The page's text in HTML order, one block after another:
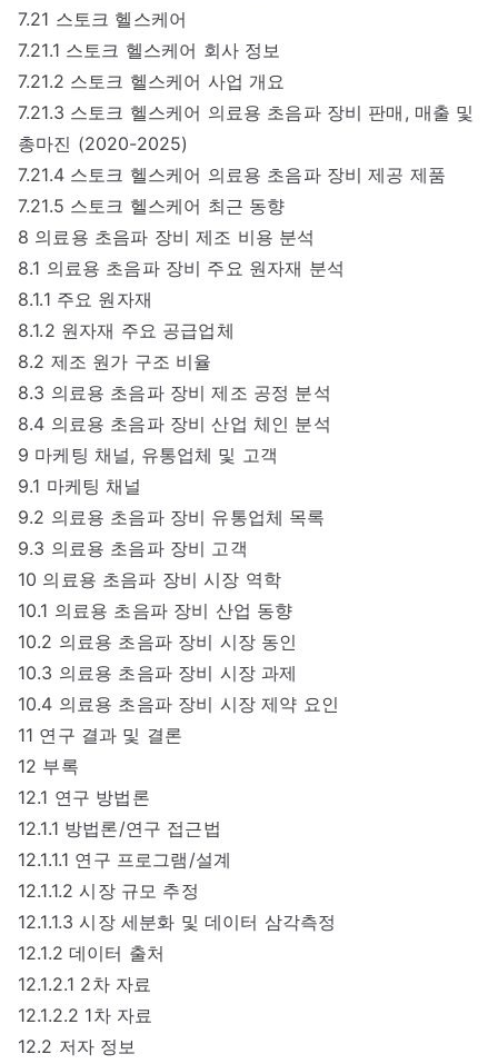
7.21 스토크 헬스케어
7.21.1 스토크 헬스케어 회사 정보
7.21.2 스토크 헬스케어 사업 개요
7.21.3 스토크 헬스케어 의료용 초음파 장비 판매, 매출 및
총마진 (2020-2025)
7.21.4 스토크 헬스케어 의료용 초음파 장비 제공 제품
7.21.5 스토크 헬스케어 최근 동향
8 의료용 초음파 장비 제조 비용 분석
8.1 의료용 초음파 장비 주요 원자재 분석
8.1.1 주요 원자재
8.1.2 원자재 주요 공급업체
8.2 제조 원가 구조 비율
8.3 의료용 초음파 장비 제조 공정 분석
8.4 의료용 초음파 장비 산업 체인 분석
9 마케팅 채널, 유통업체 및 고객
9.1 마케팅 채널
9.2 의료용 초음파 장비 유통업체 목록
9.3 의료용 초음파 장비 고객
10 의료용 초음파 장비 시장 역학
10.1 의료용 초음파 장비 산업 동향
10.2 의료용 초음파 장비 시장 동인
10.3 의료용 초음파 장비 시장 과제
10.4 의료용 초음파 장비 시장 제약 요인
11 연구 결과 및 결론
12 부록
12.1 연구 방법론
12.1.1 방법론/연구 접근법
12.1.1.1 연구 프로그램/설계
12.1.1.2 시장 규모 추정
12.1.1.3 시장 세분화 및 데이터 삼각측정
12.1.2 데이터 출처
12.1.2.1 2차 자료
12.1.2.2 1차 자료
12.2 저자 정보